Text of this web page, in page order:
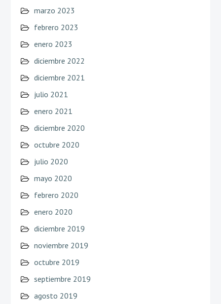
marzo 2023
febrero 2023
enero 2023
diciembre 2022
diciembre 2021
julio 2021
enero 2021
diciembre 2020
octubre 2020
julio 2020
mayo 2020
febrero 2020
enero 2020
diciembre 2019
noviembre 2019
octubre 2019
septiembre 2019
agosto 2019